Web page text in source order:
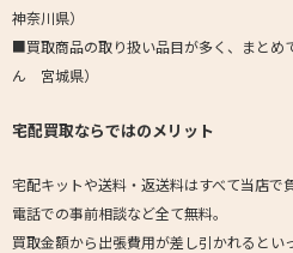
神奈川県）
■買取商品の取り扱い品目が多く、まとめ
ん 宮城県）
宅配買取ならではのメリット
宅配キットや送料・返送料はすべて当店で
電話での事前相談など全て無料。
買取金額から出張費用が差し引かれるとい